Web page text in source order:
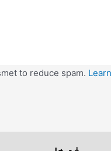
to reduce spam.